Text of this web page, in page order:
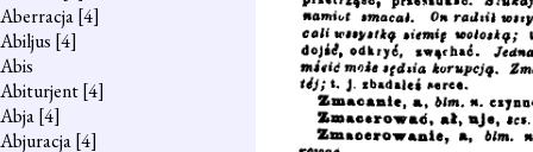
Aberracja[4]
Abiljus [4]
Abis
Abiturjent[4]
Abja[4]
Abjuracja[4]